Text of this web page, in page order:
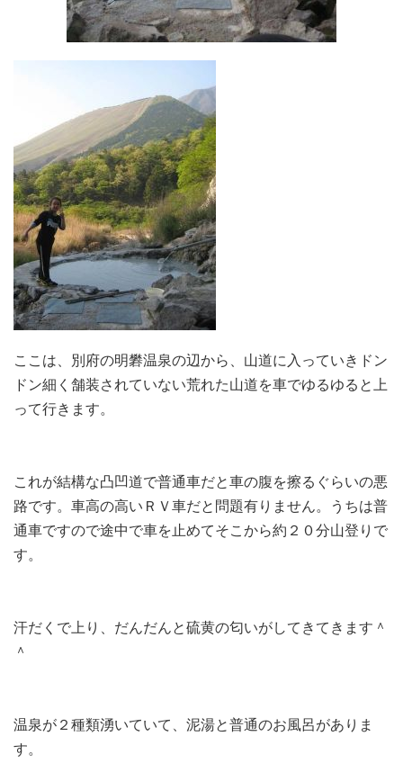
ここは、別府の明礬温泉の辺から、山道に入っていきドン
ドン細く舗装されていない荒れた山道を車でゆるゆると上
って行きます。
これが結構な凸凹道で普通車だと車の腹を擦るぐらいの悪
路です。車高の高いＲＶ車だと問題有りません。うちは普
通車ですので途中で車を止めてそこから約２０分山登りで
す。
汗だくで上り、だんだんと硫黄の匂いがしてきてきます＾
＾
温泉が２種類湧いていて、泥湯と普通のお風呂がありま
す。